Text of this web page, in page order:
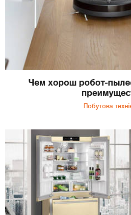
Чем хорош робот-
Побутова